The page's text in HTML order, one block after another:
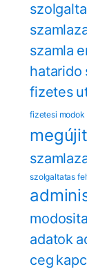
szamla
hatarido
fizetes
fizetesi modok
szolgaltatas
adatok
ceg